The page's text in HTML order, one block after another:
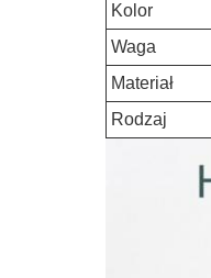
Kolor
Waga
Materiał
Rodzaj